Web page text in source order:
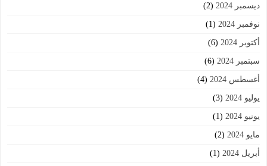
ديسمبر 2024 (2)
نوفمبر 2024 (1)
أكتوبر 2024 (6)
سبتمبر 2024 (6)
أغسطس 2024 (4)
يوليو 2024 (3)
يونيو 2024 (1)
مايو 2024 (2)
أبريل 2024 (1)